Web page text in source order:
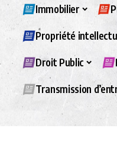
Immobilier
Propriété
Droit Public
Transmission